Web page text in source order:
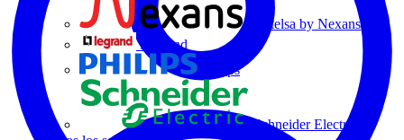
Centelsa by Nexans
Legrand
Philips
Schneider Electric